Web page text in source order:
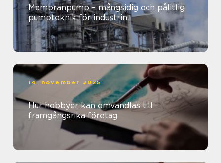
Membranpump – mångsidig och pålitlig
pumpteknik för industrin
14. november 2025
Hur hobbyer kan omvandlas till
framgångsrika företag